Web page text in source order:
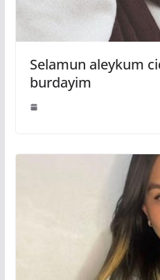
Selamun aleykum
burdayim